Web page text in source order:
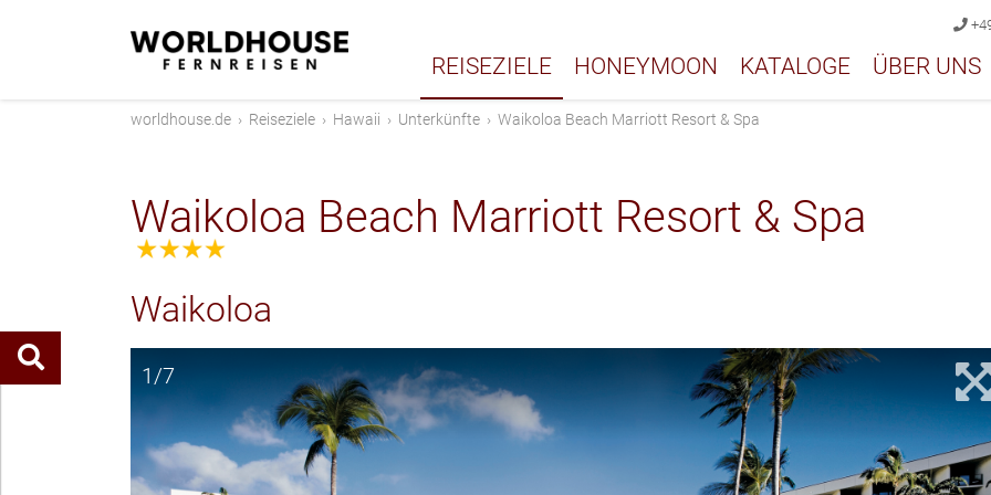
REISEZIELE HONEYMOON KATALOGE ÜBER UNS
worldhouse.de › Reiseziele › Hawaii › Unterkünfte › Waikoloa Beach Marriott Resort & Spa
Waikoloa Beach Marriott Resort & Spa
4.0
Waikoloa
1/7